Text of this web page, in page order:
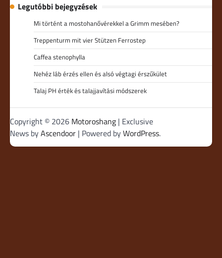
Legutóbbi bejegyzések
Mi történt a mostohanővérekkel a Grimm mesében?
Treppenturm mit vier Stützen Ferrostep
Caffea stenophylla
Nehéz láb érzés ellen és alsó végtagi érszűkület
Talaj PH érték és talajjavítási módszerek
Copyright © 2026 Motoroshang | Exclusive
News byAscendoor | Powered byWordPress.